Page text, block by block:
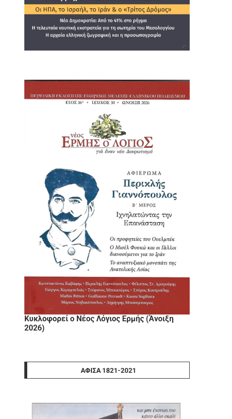
Κυκλοφορεί ο Νέος Λόγιος Ερμής (Άνοιξη
2026)
ΑΦΊΣΑ 1821-2021